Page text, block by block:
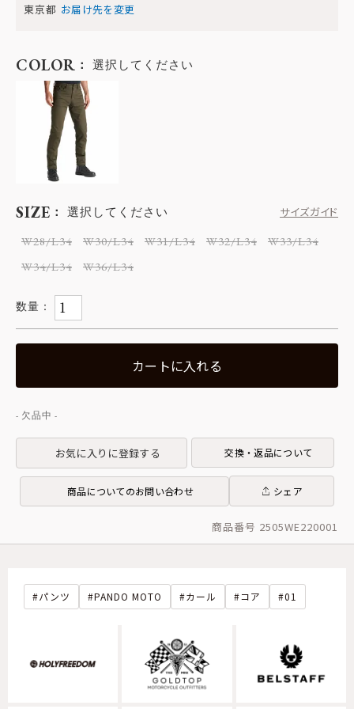
東京都 お届け先を変更
SIZE 選択してください
サイズガイド
W28/L34
W30/L34 W31/L34 W32/L34
W33/L34
W34/L34
W36/L34
COLOR 選択してください
カートに入れる
お気に入りに登録する 交換・返品について
商品についてのお問い合わせ シェア
商品番号 2505WE220001
パンツ PANDO MOTO カール コア 01